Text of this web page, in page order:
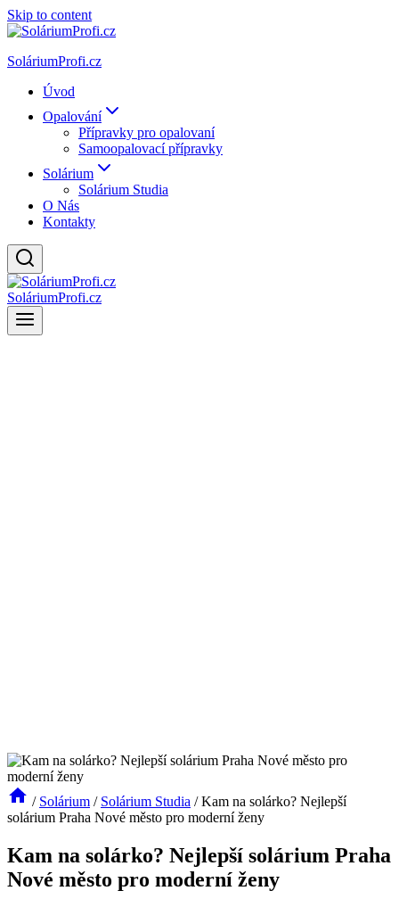
Skip to content
SoláriumProfi.cz
Úvod
Opalování
Přípravky pro opalovaní
Samoopalovací přípravky
Solárium
Solárium Studia
O Nás
Kontakty
SoláriumProfi.cz
/ Solárium / Solárium Studia / Kam na solárko? Nejlepší
solárium Praha Nové město pro moderní ženy
Kam na solárko? Nejlepší solárium Praha
Nové město pro moderní ženy